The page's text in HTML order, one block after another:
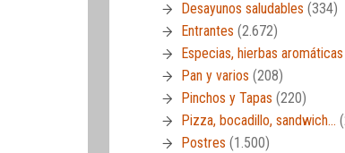
Desayunos saludables (334)
Entrantes (2.672)
Especias, hierbas aromáticas
Pan y varios (208)
Pinchos y Tapas (220)
Pizza, bocadillo, sandwich…
Postres (1.500)